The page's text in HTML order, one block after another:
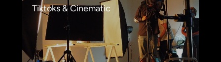
Tiktoks & Cinematic